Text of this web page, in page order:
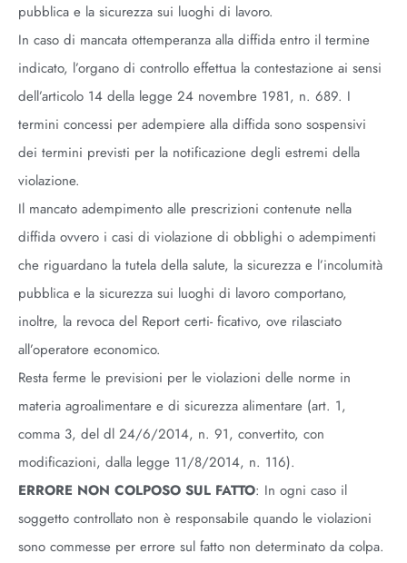
pubblica e la sicurezza sui luoghi di lavoro.
In caso di mancata ottemperanza alla diffida entro il termine
indicato, l’organo di controllo effettua la contestazione ai sensi
dell’articolo 14 della legge 24 novembre 1981, n. 689. I
termini concessi per adempiere alla diffida sono sospensivi
dei termini previsti per la notificazione degli estremi della
violazione.
Il mancato adempimento alle prescrizioni contenute nella
diffida ovvero i casi di violazione di obblighi o adempimenti
che riguardano la tutela della salute, la sicurezza e l’incolumità
pubblica e la sicurezza sui luoghi di lavoro comportano,
inoltre, la revoca del Report certi- ficativo, ove rilasciato
all’operatore economico.
Resta ferme le previsioni per le violazioni delle norme in
materia agroalimentare e di sicurezza alimentare (art. 1,
comma 3, del dl 24/6/2014, n. 91, convertito, con
modificazioni, dalla legge 11/8/2014, n. 116).
ERRORE NON COLPOSO SUL FATTO: In ogni caso il
soggetto controllato non è responsabile quando le violazioni
sono commesse per errore sul fatto non determinato da colpa.